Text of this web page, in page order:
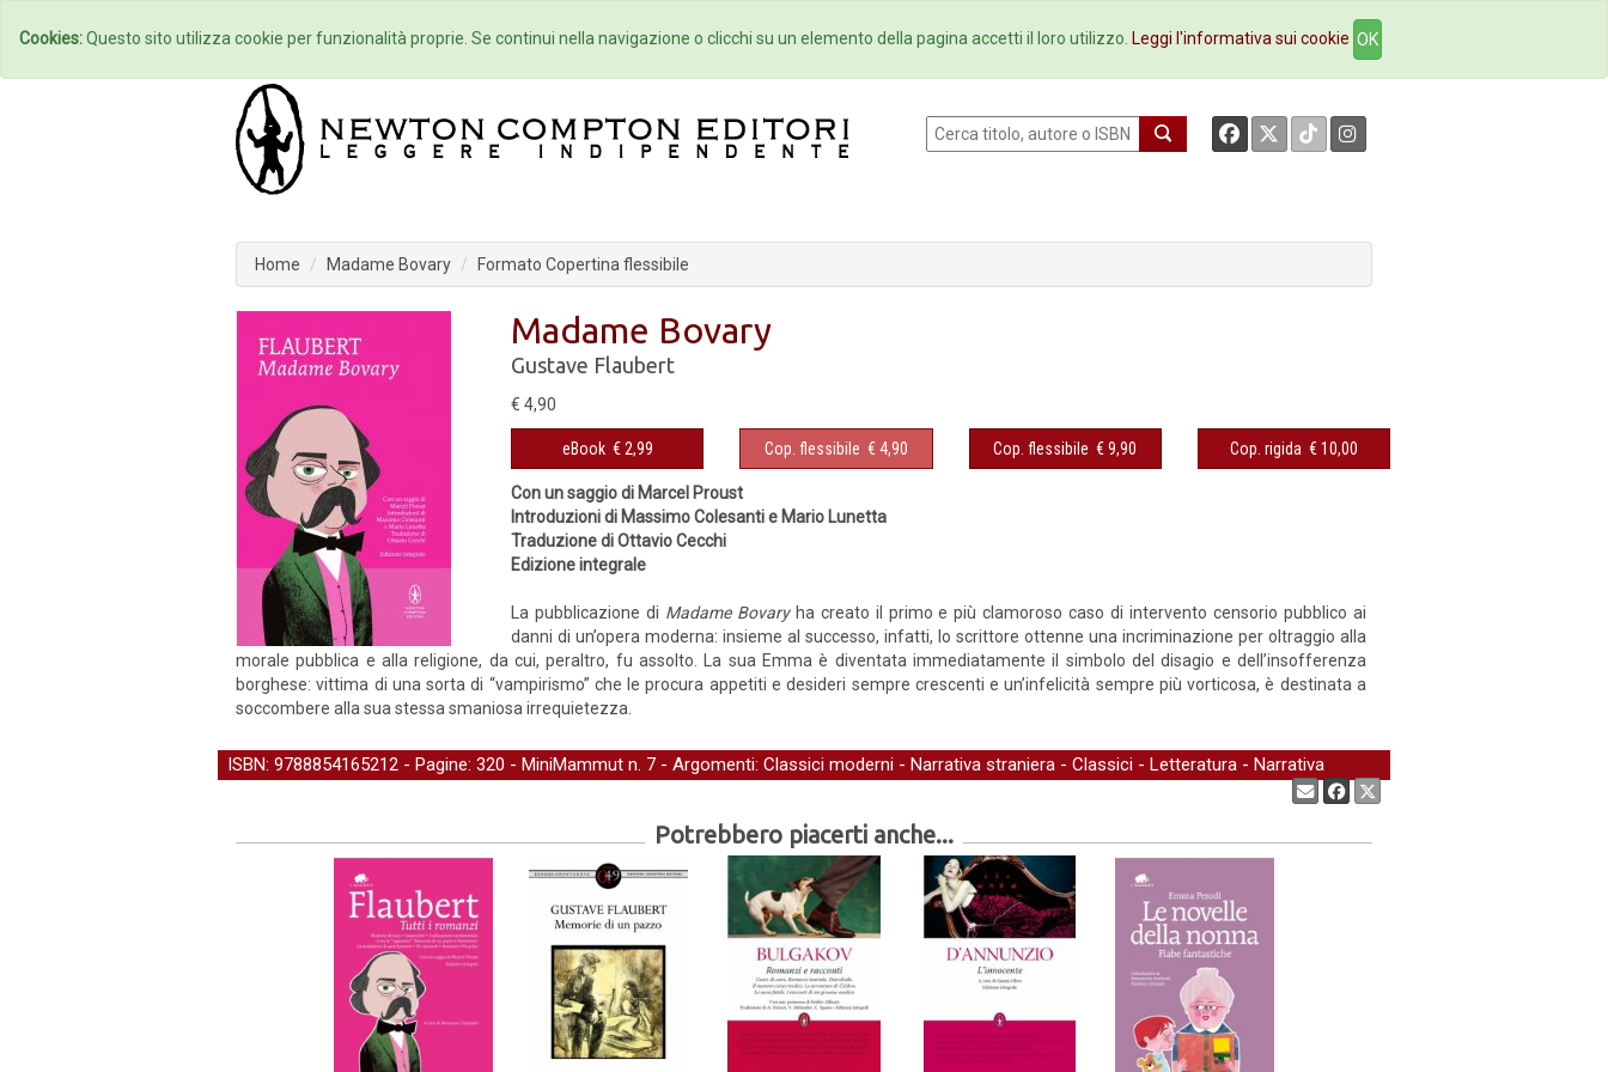
Home Autori Eventi Collane Newsletter Ebookstore Contatti
Home Madame Bovary Formato Copertina flessibile
Madame Bovary
Gustave Flaubert
€ 4,90
eBook € 2,99 Cop. flessibile € 4,90 Cop. flessibile € 9,90 Cop. rigida € 10,00
Con un saggio di Marcel Proust
Introduzioni di Massimo Colesanti e Mario Lunetta
Traduzione di Ottavio Cecchi
Edizione integrale
La pubblicazione di Madame Bovary ha creato il primo e più clamoroso caso di intervento censorio pubblico ai
danni di un’opera moderna: insieme al successo, infatti, lo scrittore ottenne una incriminazione per oltraggio alla
morale pubblica e alla religione, da cui, peraltro, fu assolto. La sua Emma è diventata immediatamente il simbolo del disagio e dell’insofferenza
borghese: vittima di una sorta di “vampirismo” che le procura appetiti e desideri sempre crescenti e un’infelicità sempre più vorticosa, è destinata a
soccombere alla sua stessa smaniosa irrequietezza.
ISBN: 9788854165212 - Pagine: 320 - MiniMammut n. 7 - Argomenti: Classici moderni - Narrativa straniera - Classici - Letteratura - Narrativa
Potrebbero piacerti anche...
Cookies:Questo sito utilizza cookie per funzionalità proprie. Se continui nella navigazione o clicchi su un elemento della pagina accetti il loro utilizzo. Leggi l'informativa sui cookie OK